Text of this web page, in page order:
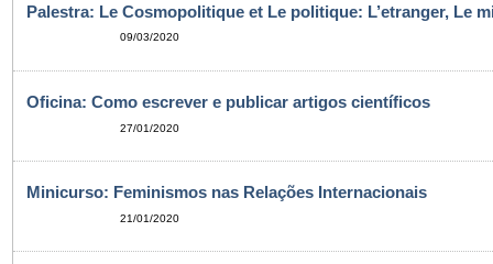
Palestra: Le Cosmopolitique et Le politique: L’etranger, Le
09/03/2020
Oficina: Como escrever e publicar artigos científicos
27/01/2020
Minicurso: Feminismos nas Relações Internacionais
21/01/2020